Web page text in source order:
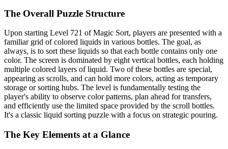
The Overall Puzzle Structure
Upon starting Level 721 of Magic Sort, players are presented with a
familiar grid of colored liquids in various bottles. The goal, as
always, is to sort these liquids so that each bottle contains only one
color. The screen is dominated by eight vertical bottles, each holding
multiple colored layers of liquid. Two of these bottles are special,
appearing as scrolls, and can hold more colors, acting as temporary
storage or sorting hubs. The level is fundamentally testing the
player's ability to observe color patterns, plan ahead for transfers,
and efficiently use the limited space provided by the scroll bottles.
It's a classic liquid sorting puzzle with a focus on strategic pouring.
The Key Elements at a Glance